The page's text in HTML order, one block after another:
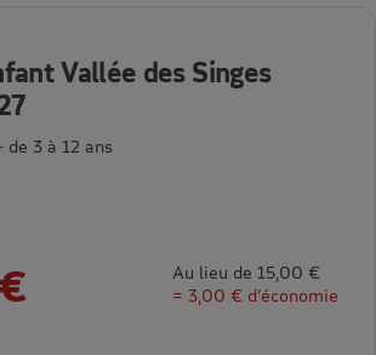
Vallée des Singes
3 à 12 ans
Au lieu de 15,00 €
= 3,00 € d’économie
pour E-ticket-Enfant Vallée des